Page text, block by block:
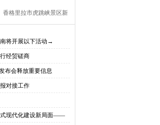
香格里拉市虎跳峡景区新
将开展以下活动→
经贸磋商
布会释放重要信息
对接工作
式现代化建设新局面——